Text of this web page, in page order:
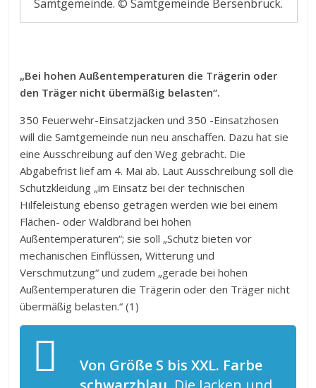
Samtgemeinde. © Samtgemeinde Bersenbrück.
„Bei hohen Außentemperaturen die Trägerin oder
den Träger nicht übermäßig belasten“.
350 Feuerwehr-Einsatzjacken und 350 -Einsatzhosen
will die Samtgemeinde nun neu anschaffen. Dazu hat sie
eine Ausschreibung auf den Weg gebracht. Die
Abgabefrist lief am 4. Mai ab. Laut Ausschreibung soll die
Schutzkleidung „im Einsatz bei der technischen
Hilfeleistung ebenso getragen werden wie bei einem
Flächen- oder Waldbrand bei hohen
Außentemperaturen“; sie soll „Schutz bieten vor
mechanischen Einflüssen, Witterung und
Verschmutzung“ und zudem „gerade bei hohen
Außentemperaturen die Trägerin oder den Träger nicht
übermäßig belasten.“ (1)
Von Größe S bis XXL. Farbe